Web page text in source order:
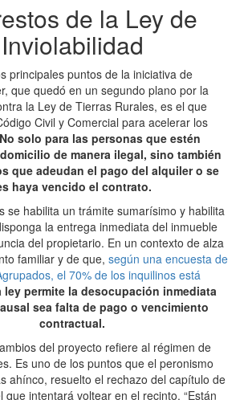
de la Ley de
Inviolabilidad
principales puntos de la iniciativa de
que quedó en un segundo plano por la
la Ley de Tierras Rurales, es el que
Civil y Comercial para acelerar los
No solo para las personas que estén
de manera ilegal, sino también
que adeudan el pago del alquiler o se
haya vencido el contrato.
se habilita un trámite sumarísimo y habilita
la entrega inmediata del inmueble
del propietario. En un contexto de alza
familiar y de que, según una encuesta de
el 70% de los inquilinos está
ley permite la desocupación inmediata
sea falta de pago o vencimiento
contractual.
del proyecto refiere al régimen de
Es uno de los puntos que el peronismo
ahínco, resuelto el rechazo del capítulo de
que intentará voltear en el recinto. “Están